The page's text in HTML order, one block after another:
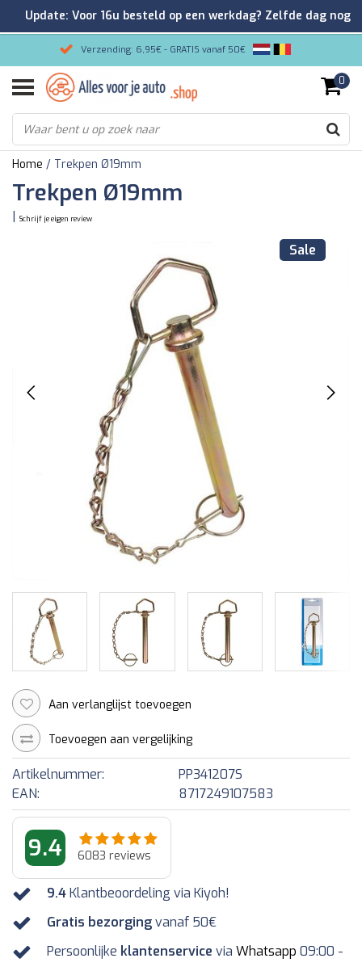
Verzending: 6,95€ - GRATIS vanaf 50€
Gemakkelijk bestellen/Veilig betalen
9.2/10 Klantenrating via Kiyoh!
0
Home / Trekpen Ø19mm
Trekpen Ø19mm
Schrijf je eigen review
Sale
Aan verlanglijst toevoegen
Toevoegen aan vergelijking
Artikelnummer:
PP341207S
EAN:
8717249107583
9.4 6083 reviews
9.4Klantbeoordeling via Kiyoh!
Gratis bezorgingvanaf 50€
Persoonlijke klantenservice via Whatsapp 09:00 -
Update: Voor 16u besteld op een werkdag? Zelfde dag nog
verzonden!